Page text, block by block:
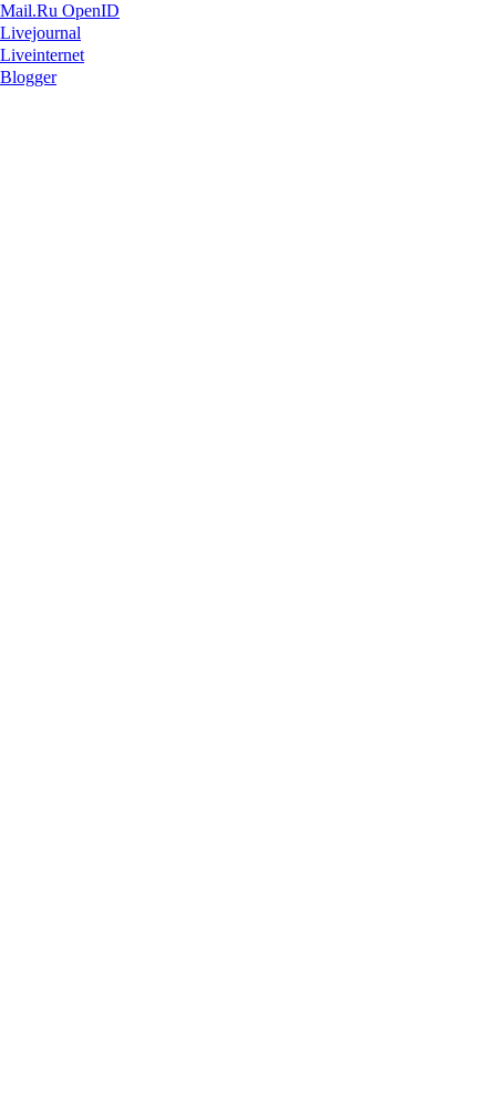
Mail.Ru OpenID
Livejournal
Liveinternet
Blogger